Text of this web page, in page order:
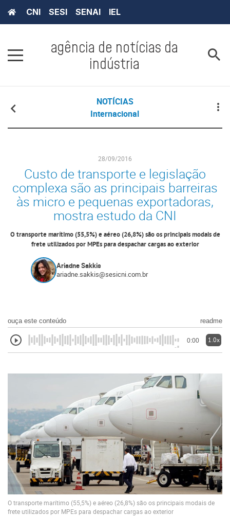
CNI SESI SENAI IEL
agência de notícias da
indústria
NOTÍCIAS
Internacional
28/09/2016
Custo de transporte e legislação
complexa são as principais barreiras
às micro e pequenas exportadoras,
mostra estudo da CNI
O transporte marítimo (55,5%) e aéreo (26,8%) são os principais modais de
frete utilizados por MPEs para despachar cargas ao exterior
Ariadne Sakkis
ariadne.sakkis@sesicni.com.br
ouça este conteúdo readme
0:00 1.0x
O transporte marítimo (55,5%) e aéreo (26,8%) são os principais modais de
frete utilizados por MPEs para despachar cargas ao exterior